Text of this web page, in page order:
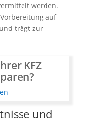
werden.
auf
trägt zur
KFZ
und